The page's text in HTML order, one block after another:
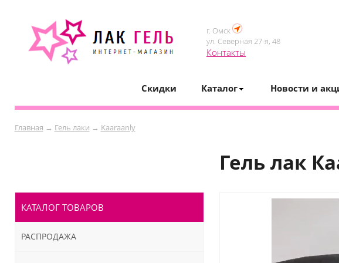
г. Омск
ул. Северная 27-я, 48
Контакты
Скидки Каталог Новости и
Главная → Гель лаки → Kaaraanly
Гель лак
КАТАЛОГ ТОВАРОВ
РАСПРОДАЖА